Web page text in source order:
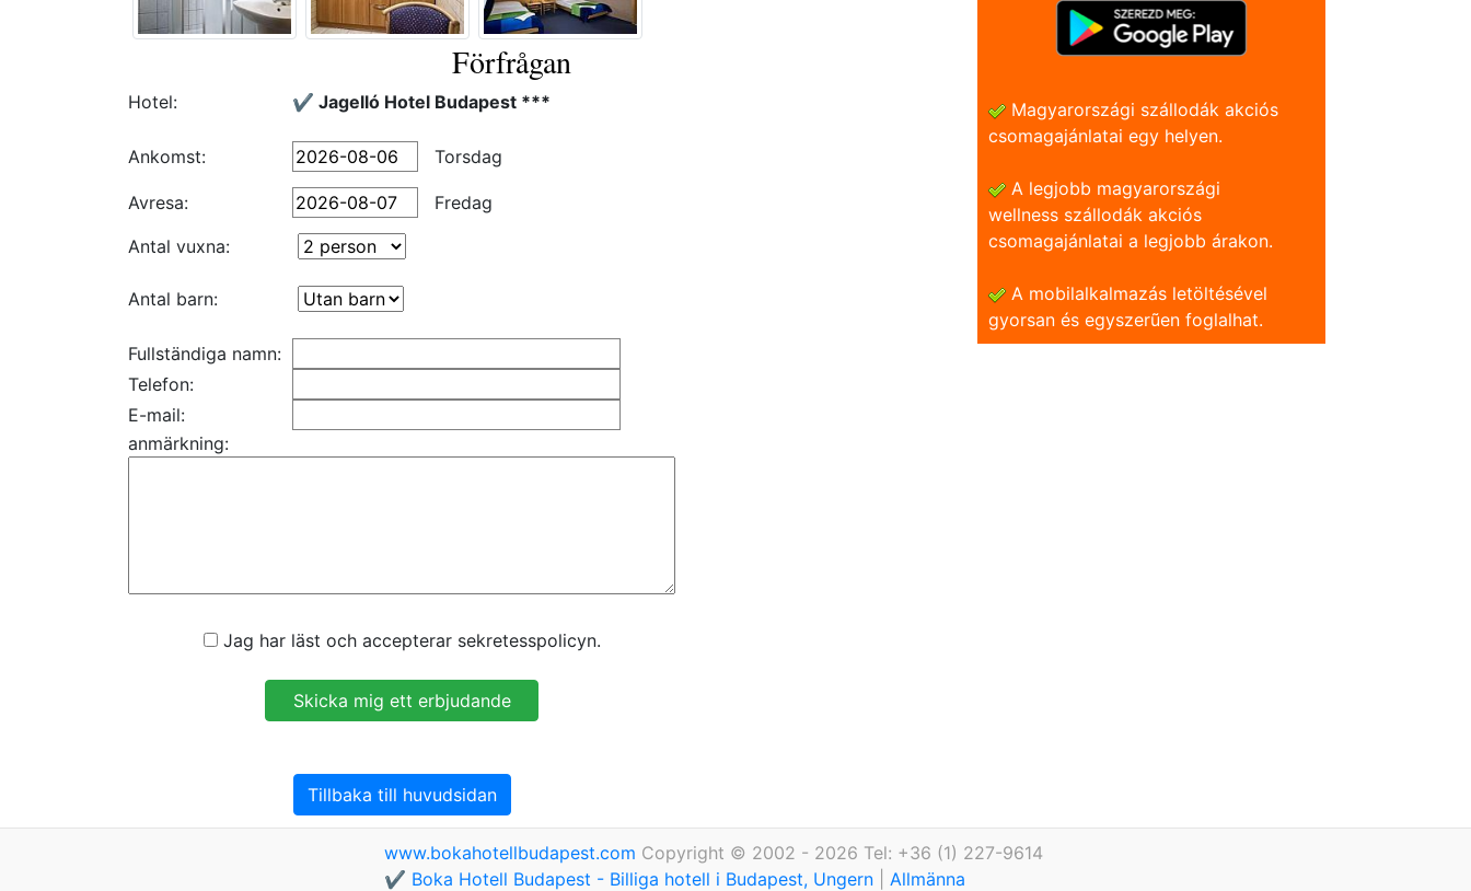
Förfrågan
Hotel: ✔️ Jagelló Hotel Budapest ***
Ankomst: Torsdag
Avresa:
Fredag
Antal vuxna:
Antal barn:
Fullständiga namn:
Telefon:
E-mail:
anmärkning:
Jag har läst och accepterar sekretesspolicyn.
Tillbaka till huvudsidan
Magyarországi szállodák akciós
csomagajánlatai egy helyen.
A legjobb magyarországi
wellness szállodák akciós
csomagajánlatai a legjobb árakon.
A mobilalkalmazás letöltésével
gyorsan és egyszerũen foglalhat.
www.bokahotellbudapest.com Copyright © 2002 - 2026 Tel: +36 (1) 227-9614
✔️ Boka Hotell Budapest - Billiga hotell i Budapest, Ungern
Allmänna